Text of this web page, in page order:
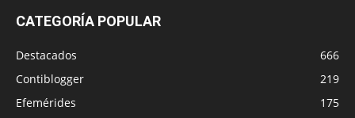
CATEGORÍA POPULAR
Destacados
666
Contiblogger
219
Efemérides
175